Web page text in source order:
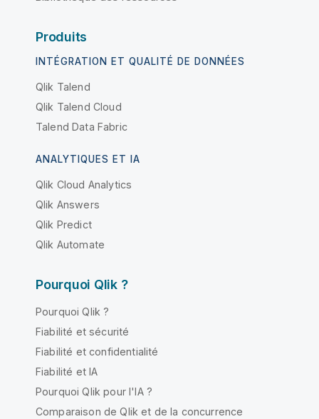
Produits
INTÉGRATION ET QUALITÉ DE DONNÉES
Qlik Talend
Qlik Talend Cloud
Talend Data Fabric
ANALYTIQUES ET IA
Qlik Cloud Analytics
Qlik Answers
Qlik Predict
Qlik Automate
Pourquoi Qlik ?
Pourquoi Qlik ?
Fiabilité et sécurité
Fiabilité et confidentialité
Fiabilité et IA
Pourquoi Qlik pour l'IA ?
Comparaison de Qlik et de la concurrence